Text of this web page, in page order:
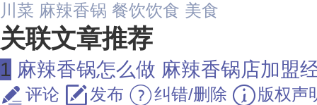
川菜 麻辣香锅 餐饮饮食 美食
关联文章推荐
1 麻辣香锅怎么做 麻辣香锅店加盟
评论 发布 纠错/删除 版权声